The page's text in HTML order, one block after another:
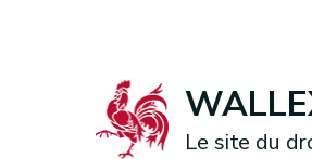
Le site du